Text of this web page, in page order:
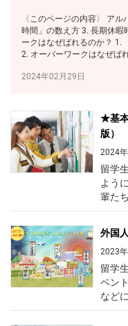
〈このページの内容〉 アルバイトと入管法 1. 資格外活動許可 2. 「週28
時間」の数え方 3. 長期休暇時など 4. 日本での就職に備えて オーバーワ
ークはなぜばれるのか？ 1. 「アルバイトだけで留学できる」は本当？
2024年02月29日
★基本
版）
2024
留学
よう
輩た
本で
が多
〈このペー
先輩や友人
求人情報誌 5．店のは
を受ける方法 7．
SNSグループ 9．ま
外国
2023
留学
ベン
など
「